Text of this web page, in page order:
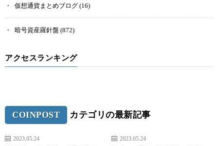
仮想通貨まとめブログ (16)
暗号資産羅針盤 (872)
アクセスランキング
COINPOST カテゴリの最新記事
2023.05.24 2023.05.24